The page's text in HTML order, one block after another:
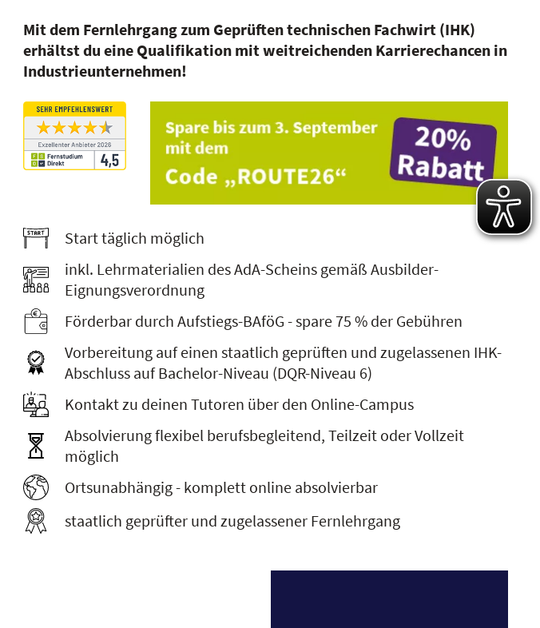
Mit dem Fernlehrgang zum Geprüften technischen Fachwirt (IHK)
erhältst du eine Qualifikation mit weitreichenden Karrierechancen in
Industrieunternehmen!
Start täglich möglich
inkl. Lehrmaterialien des AdA-Scheins gemäß Ausbilder-
Eignungsverordnung
Förderbar durch Aufstiegs-BAföG - spare 75 % der Gebühren
Vorbereitung auf einen staatlich geprüften und zugelassenen IHK-
Abschluss auf Bachelor-Niveau (DQR-Niveau 6)
Kontakt zu deinen Tutoren über den Online-Campus
Absolvierung flexibel berufsbegleitend, Teilzeit oder Vollzeit
möglich
Ortsunabhängig - komplett online absolvierbar
staatlich geprüfter und zugelassener Fernlehrgang